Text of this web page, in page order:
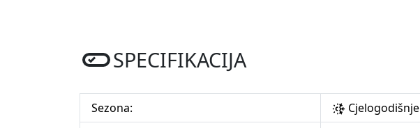
SPECIFIKACIJA
Sezona:
Cjelogodišnje